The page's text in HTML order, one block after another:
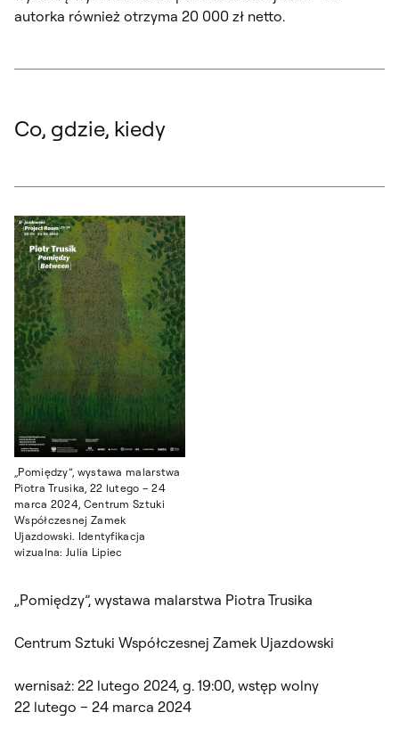
autorka również otrzyma 20 000 zł netto.
Co, gdzie, kiedy
„Pomiędzy”, wystawa malarstwa
Piotra Trusika, 22 lutego – 24
marca 2024, Centrum Sztuki
Współczesnej Zamek
Ujazdowski. Identyfikacja
wizualna: Julia Lipiec
„Pomiędzy”, wystawa malarstwa Piotra Trusika
Centrum Sztuki Współczesnej Zamek Ujazdowski
wernisaż: 22 lutego 2024, g. 19:00, wstęp wolny
22 lutego – 24 marca 2024